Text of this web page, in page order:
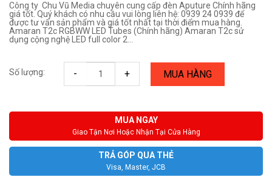
Công ty Chu Vũ Media chuyên cung cấp đèn Aputure Chính hãng
giá tốt. Quý khách có nhu cầu vui lòng liên hệ: 0939 24 0939 để
được tư vấn sản phẩm và giá tốt nhất tại thời điểm mua hàng.
Amaran T2c RGBWW LED Tubes (Chính hãng) Amaran T2c sử
dụng cộng nghệ LED full color 2...
Số lượng: - + MUA HÀNG
MUA NGAY
Giao Tận Nơi Hoặc Nhận Tại Cửa Hàng
TRẢ GÓP QUA THẺ
Visa, Master, JCB